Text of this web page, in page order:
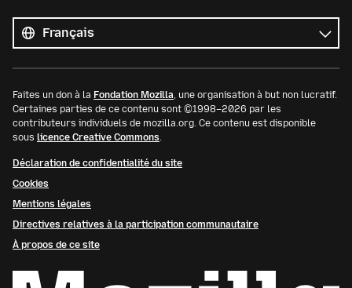
les
langues
Langue
Faites un don à la Fondation Mozilla, une organisation à but non lucratif.
Certaines parties de ce contenu sont ©1998–2026 par les
contributeurs individuels de mozilla.org. Ce contenu est disponible
sous licence Creative Commons.
Déclaration de confidentialité du site
Cookies
Mentions légales
Directives relatives à la participation communautaire
À propos de ce site